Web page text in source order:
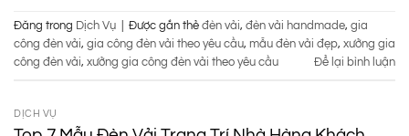
Đăng trong Dịch Vụ Được gắn thẻ đèn vải, đèn vải handmade, gia
công đèn vải, gia công đèn vải theo yêu cầu, mẫu đèn vải đẹp, xưởng gia
công đèn vải, xưởng gia công đèn vải theo yêu cầu Để lại bình luận
DỊCH VỤ